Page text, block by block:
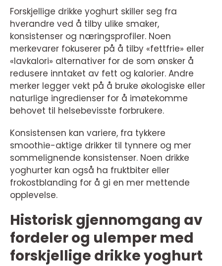
Forskjellige drikke yoghurt skiller seg fra
hverandre ved å tilby ulike smaker,
konsistenser og næringsprofiler. Noen
merkevarer fokuserer på å tilby «fettfrie» eller
«lavkalori» alternativer for de som ønsker å
redusere inntaket av fett og kalorier. Andre
merker legger vekt på å bruke økologiske eller
naturlige ingredienser for å imøtekomme
behovet til helsebevisste forbrukere.
Konsistensen kan variere, fra tykkere
smoothie-aktige drikker til tynnere og mer
sommelignende konsistenser. Noen drikke
yoghurter kan også ha fruktbiter eller
frokostblanding for å gi en mer mettende
opplevelse.
Historisk gjennomgang av
fordeler og ulemper med
forskjellige drikke yoghurt